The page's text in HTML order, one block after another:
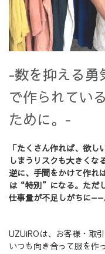
-数を抑える勇
で作られてい
ために。-
「たくさん作れば、欲
しまうリスクも大きくな
逆に、手間をかけて作れ
は“特別”になる。ただ
仕事量が不足しがちに——
UZUiROは、お客様・取
いつも向き合って服を作